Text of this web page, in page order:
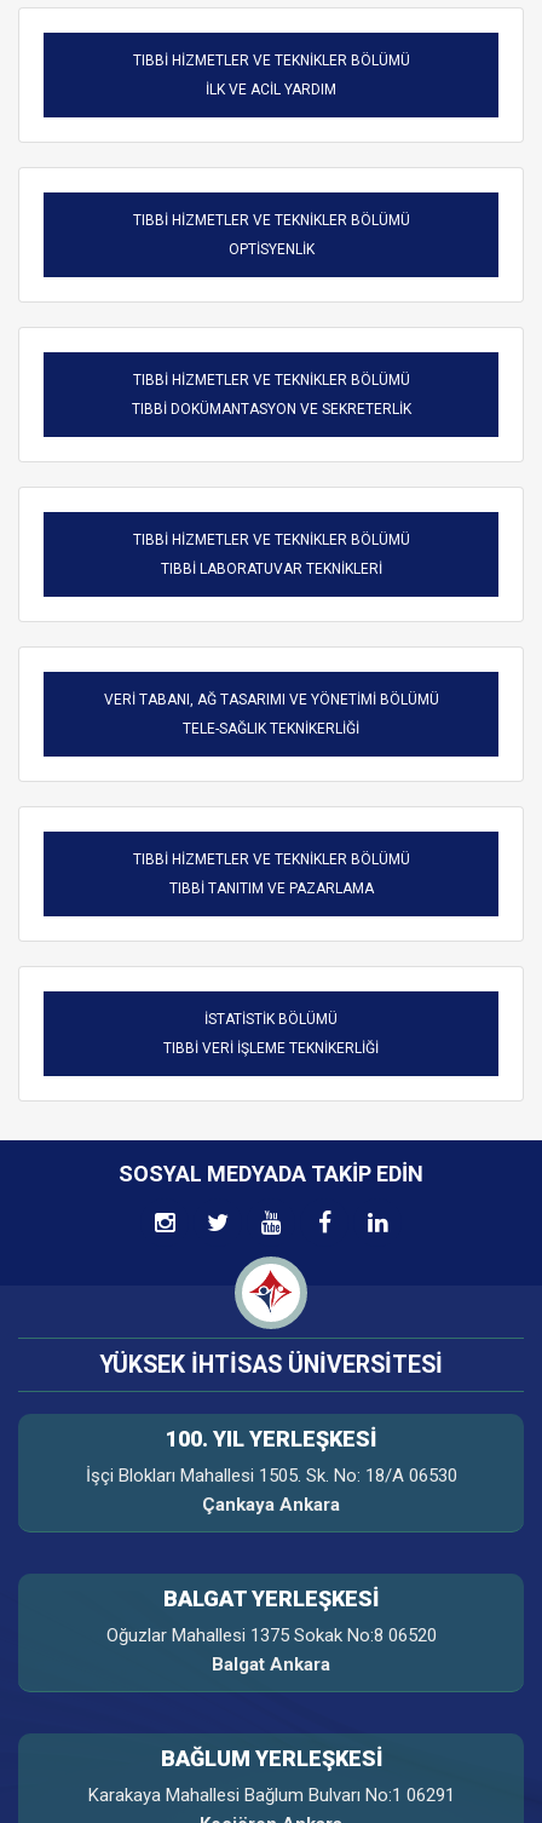
TIBBİ HİZMETLER VE TEKNİKLER BÖLÜMÜ
İLK VE ACİL YARDIM
TIBBİ HİZMETLER VE TEKNİKLER BÖLÜMÜ
OPTİSYENLİK
TIBBİ HİZMETLER VE TEKNİKLER BÖLÜMÜ
TIBBİ DOKÜMANTASYON VE SEKRETERLİK
TIBBİ HİZMETLER VE TEKNİKLER BÖLÜMÜ
TIBBİ LABORATUVAR TEKNİKLERİ
VERİ TABANI, AĞ TASARIMI VE YÖNETİMİ BÖLÜMÜ
TELE-SAĞLIK TEKNİKERLİĞİ
TIBBİ HİZMETLER VE TEKNİKLER BÖLÜMÜ
TIBBİ TANITIM VE PAZARLAMA
İSTATİSTİK BÖLÜMÜ
TIBBİ VERİ İŞLEME TEKNİKERLİĞİ
SOSYAL MEDYADA TAKIP EDIN
YÜKSEK İHTİSAS ÜNİVERSİTESİ
100. YIL YERLEŞKESI
İşçi Blokları Mahallesi 1505. Sk. No: 18/A 06530
Çankaya Ankara
BALGAT YERLEŞKESİ
Oğuzlar Mahallesi 1375 Sokak No:8 06520
Balgat Ankara
BAĞLUM YERLEŞKESİ
Karakaya Mahallesi Bağlum Bulvarı No:1 06291